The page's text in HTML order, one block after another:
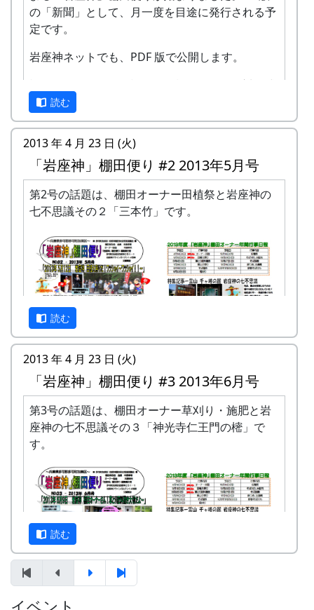
の「新聞」として、月一度を目途に発行される予
定です。
岩座神ネットでも、PDF 版で公開します。
記念すべき第一号の話題は、棚田オーナー対面式
と岩座神の七不思議その１「血石」です。
「岩座神」棚田便り #1 2013年4月号 (PDF版)
読む
2013 年 4 月 23 日 (火)
「岩座神」棚田便り #2 2013年5月号
第2号の話題は、棚田オーナー田植祭と岩座神の
七不思議その２「三本竹」です。
「岩座神」棚田便り #2 2013年5月号 (PDF版)
読む
2013 年 4 月 23 日 (火)
「岩座神」棚田便り #3 2013年6月号
第3号の話題は、棚田オーナー草刈り・施肥と岩
座神の七不思議その３「神光寺仁王門の樒」で
す。
読む